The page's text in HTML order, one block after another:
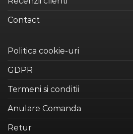
Contact
Politica cookie-uri
GDPR
Termeni si conditii
Anulare Comanda
Retur